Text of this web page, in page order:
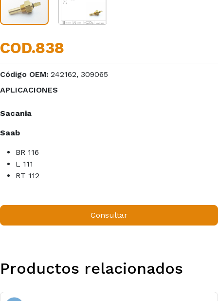
COD.838
Código OEM: 242162, 309065
APLICACIONES
Sacania
Saab
BR 116
L 111
RT 112
Consultar
Productos relacionados